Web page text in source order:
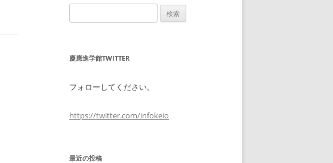
索:
慶應進学館TWITTER
フォローしてください。
https://twitter.com/infokeio
最近の投稿